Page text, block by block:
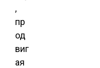
,
пр
од
виг
ая